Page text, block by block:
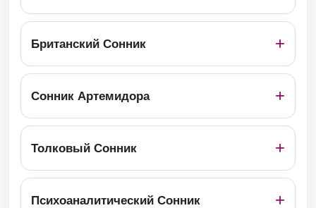
Британский Сонник
Сонник Артемидора
Толковый Сонник
Психоаналитический Сонник